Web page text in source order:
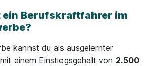
ein Berufskraftfahrer im
kannst du als ausgelernter
einem Einstiegsgehalt von 2.500